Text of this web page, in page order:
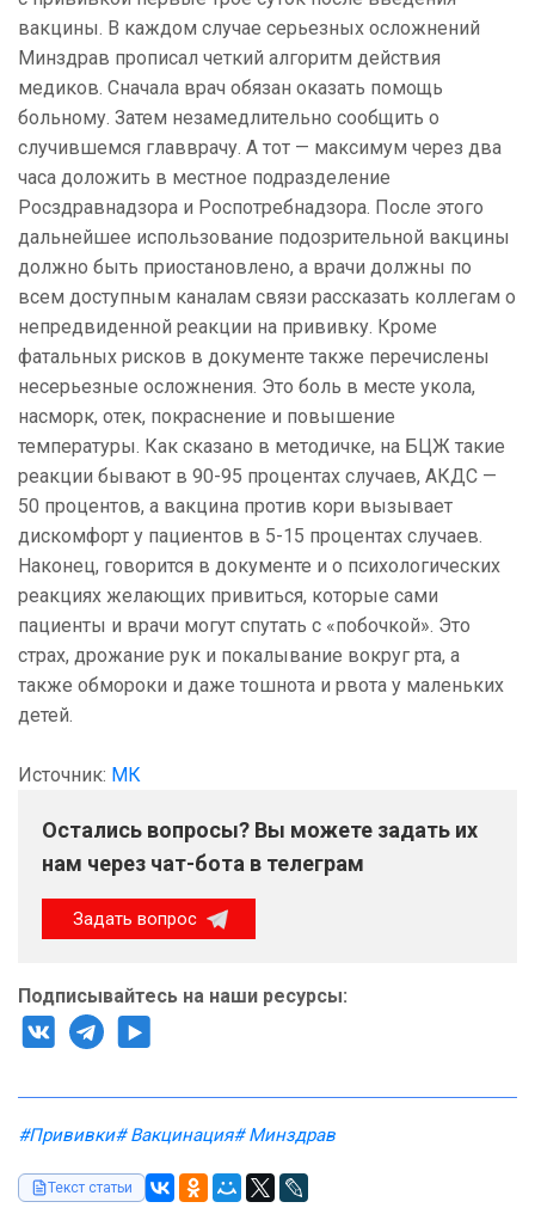
вакцины. В каждом случае серьезных осложнений
Минздрав прописал четкий алгоритм действия
медиков. Сначала врач обязан оказать помощь
больному. Затем незамедлительно сообщить о
случившемся главврачу. А тот — максимум через два
часа доложить в местное подразделение
Росздравнадзора и Роспотребнадзора. После этого
дальнейшее использование подозрительной вакцины
должно быть приостановлено, а врачи должны по
всем доступным каналам связи рассказать коллегам о
непредвиденной реакции на прививку. Кроме
фатальных рисков в документе также перечислены
несерьезные осложнения. Это боль в месте укола,
насморк, отек, покраснение и повышение
температуры. Как сказано в методичке, на БЦЖ такие
реакции бывают в 90-95 процентах случаев, АКДС —
50 процентов, а вакцина против кори вызывает
дискомфорт у пациентов в 5-15 процентах случаев.
Наконец, говорится в документе и о психологических
реакциях желающих привиться, которые сами
пациенты и врачи могут спутать с «побочкой». Это
страх, дрожание рук и покалывание вокруг рта, а
также обмороки и даже тошнота и рвота у маленьких
детей.
Источник: МК
Остались вопросы? Вы можете задать их
нам через чат-бота в телеграм
Задать вопрос
Подписывайтесь на наши ресурсы:
#Прививки# Вакцинация# Минздрав
Текст статьи